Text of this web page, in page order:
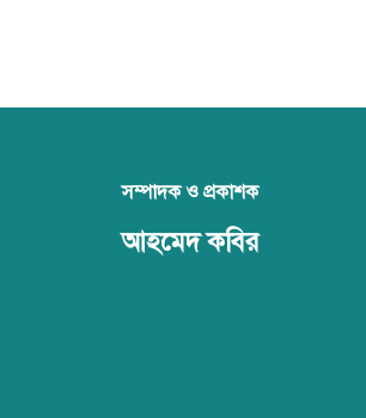
সম্পাদক ও প্রকাশক
আহমেদ কবির